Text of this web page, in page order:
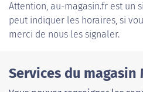
Attention, au-magasin.fr est un
peut indiquer les horaires, si
merci de nous les signaler.
Services du magasin